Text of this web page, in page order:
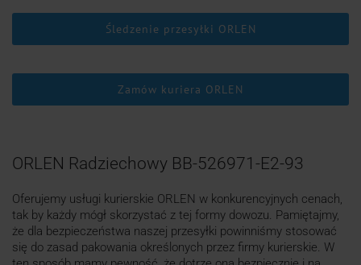
Śledzenie przesyłki ORLEN
Zamów kuriera ORLEN
ORLEN Radziechowy BB-526971-E2-93
Oferujemy usługi kurierskie ORLEN w konkurencyjnych cenach,
tak by każdy mógł skorzystać z tej formy dowozu. Pamiętajmy,
że dla bezpieczeństwa naszej przesyłki powinniśmy stosować
się do zasad pakowania określonych przez firmy kurierskie. W